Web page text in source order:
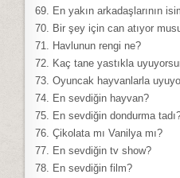
69. En yakın arkadaşlarının
70. Bir şey için can atıyor
71. Havlunun rengi ne?
72. Kaç tane yastıkla
73. Oyuncak hayvanlarla
74. En sevdiğin hayvan?
75. En sevdiğin dondurma
76. Çikolata mı Vanilya mı?
77. En sevdiğin tv show?
78. En sevdiğin film?